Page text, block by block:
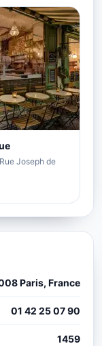
Joseph de
Paris, France
01 42 25 07 90
1459